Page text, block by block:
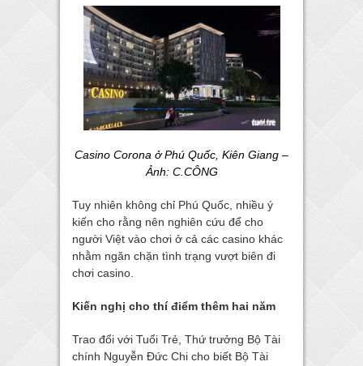
Casino Corona ở Phú Quốc, Kiên Giang –
Ảnh: C.CÔNG
Tuy nhiên không chỉ Phú Quốc, nhiều ý
kiến cho rằng nên nghiên cứu để cho
người Việt vào chơi ở cả các casino khác
nhằm ngăn chặn tình trạng vượt biên đi
chơi casino.
Kiến nghị cho thí điểm thêm hai năm
Trao đổi với Tuổi Trẻ, Thứ trưởng Bộ Tài
chính Nguyễn Đức Chi cho biết Bộ Tài